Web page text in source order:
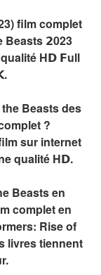
film complet
Beasts 𝟮023
H𝗗 𝗙ull
Beasts des
?
sur internet
qualité H𝗗.
Beasts en
complet en
Rise of
livres tiennent